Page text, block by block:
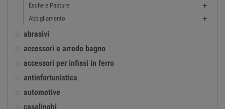
Esche e Pasture 
Abbigliamento 
abrasivi
accessori e arredo bagno
accessori per infissi in ferro
antinfortunistica
automotive
casalinghi